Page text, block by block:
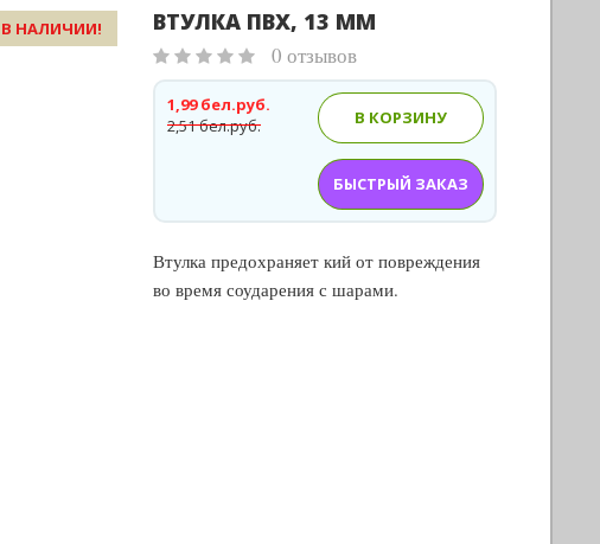
В НАЛИЧИИ! ВТУЛКА ПВХ, 13 ММ
0 отзывов
2,51 бел.руб.
1,99 бел.руб.
В КОРЗИНУ
БЫСТРЫЙ ЗАКАЗ
Втулка предохраняет кий от повреждения
во время соударения с шарами.